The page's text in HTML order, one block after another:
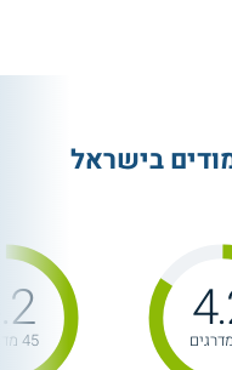
בישראל
45 מדרגים